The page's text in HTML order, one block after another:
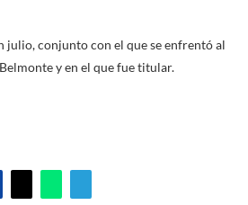
julio, conjunto con el que se enfrentó al
y en el que fue titular.